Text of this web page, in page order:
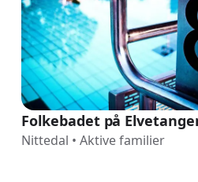
Folkebadet på
Nittedal • Aktive familier